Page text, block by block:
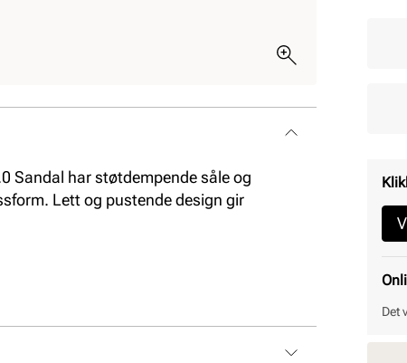
Sandal har støtdempende såle og
Lett og pustende design gir
Det